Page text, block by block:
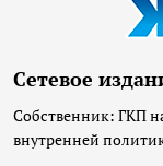
Сетевое
Собственник: ГКП
внутренней